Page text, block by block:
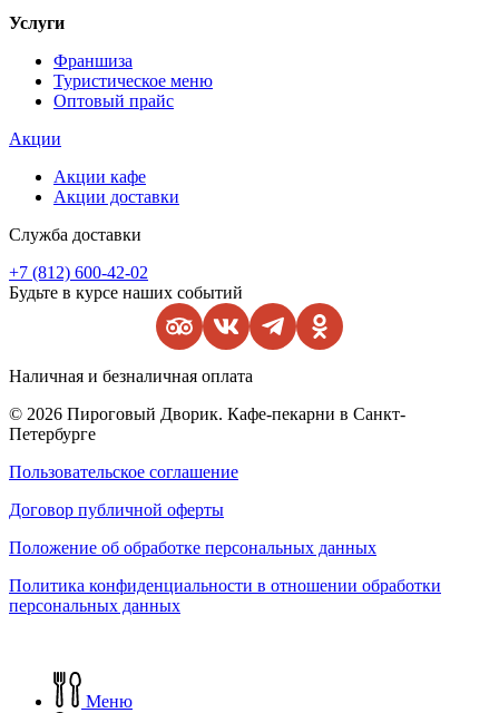
Услуги
Франшиза
Туристическое меню
Оптовый прайс
Акции
Акции кафе
Акции доставки
Служба доставки
+7 (812) 600-42-02
Будьте в курсе наших событий
Наличная и безналичная оплата
© 2026 Пироговый Дворик. Кафе-пекарни в Санкт-
Петербурге
Пользовательское соглашение
Договор публичной оферты
Положение об обработке персональных данных
Политика конфиденциальности в отношении обработки
персональных данных
Меню